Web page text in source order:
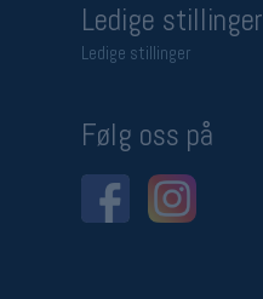
Ledige stillinger
Ledige stillinger
Følg oss på